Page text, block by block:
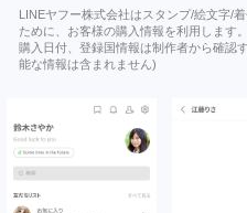
LINEヤフー株式会社はスタンプ/絵文字/
ために、お客様の購入情報を利用します。
購入日付、登録国情報は制作者から確認
能な情報は含まれません)